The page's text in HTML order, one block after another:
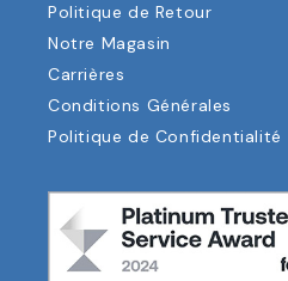
Politique de Retour
Notre Magasin
Carrières
Conditions Générales
Politique de Confidentialité